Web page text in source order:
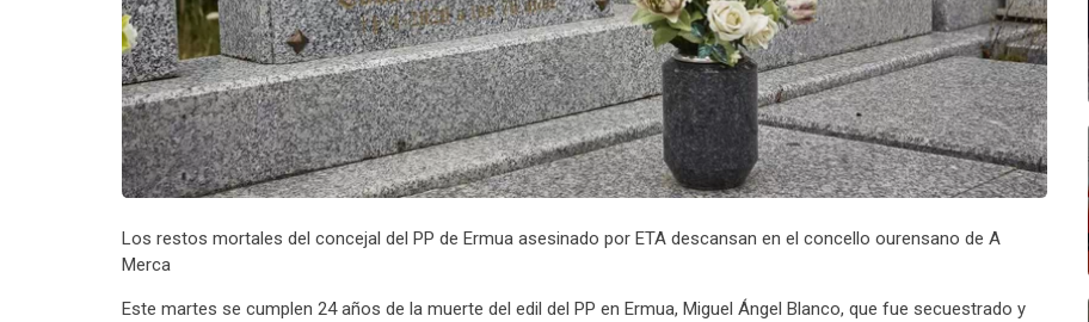
Los restos mortales del concejal del PP de Ermua asesinado por ETA descansan en el concello ourensano de A
Merca
Este martes se cumplen 24 años de la muerte del edil del PP en Ermua, Miguel Ángel Blanco, que fue secuestrado y